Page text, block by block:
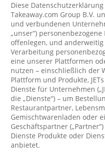
Diese
Takeaway.com Group B.V.
und verbundenen
„unser“)
offenlegen, und
Verarbeitung
eine unserer Plattformen
nutzen – einschließlich der
Plattform und Produkte,
Dienste für Unternehmen
die „Dienste“) – um
Restaurantpartner,
Gemischtwarenladen oder
Geschäftspartner
Dienste Produkte oder
anbietet.